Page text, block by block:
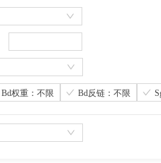
Bd权重：不限 Bd反链：不限